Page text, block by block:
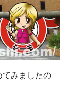
てみましたの